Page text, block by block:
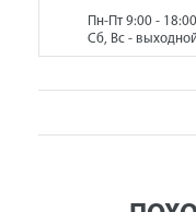
Пн-Пт 9:00 - 18:00
Сб, Вс -